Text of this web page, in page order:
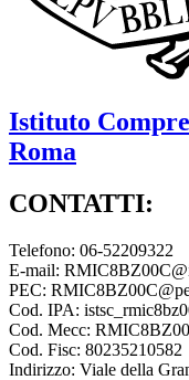
Istituto
Roma
CONTATTI:
Telefono: 06-52209322
E-mail:
PEC:
Cod. IPA:
Cod. Mecc:
Cod. Fisc: 80235210582
Indirizzo: Viale della